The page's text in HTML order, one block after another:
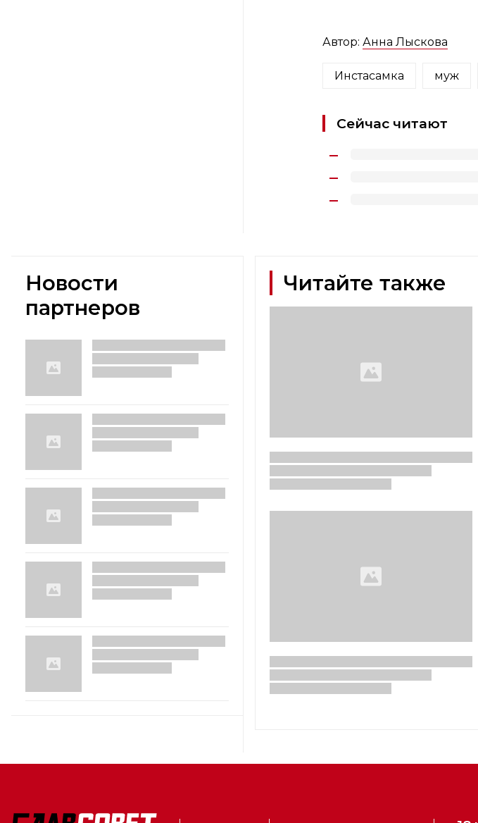
Автор: Анна Лыскова
Инстасамка муж
Сейчас читают
Новости
партнеров
Читайте также